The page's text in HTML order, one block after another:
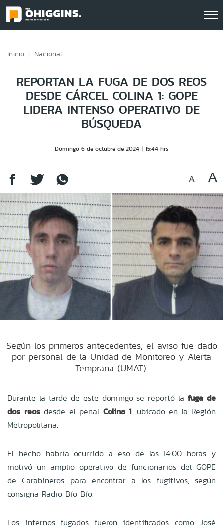
Inicio Nacional
REPORTAN LA FUGA DE DOS REOS
DESDE CÁRCEL COLINA 1: GOPE
LIDERA INTENSO OPERATIVO DE
BÚSQUEDA
Domingo 6 de octubre de 2024 15:44 hrs
Según los primeros antecedentes, el aviso fue dado
por personal de la Unidad de Monitoreo y Alerta
Temprana (UMAT).
Durante la tarde de este domingo se reportó lafuga de
dos reosdesde el penal Colina 1, ubicado en la Región
Metropolitana.
El hecho habría ocurrido a eso de las 14:00 horas y
motivó un amplio operativo de funcionarios del GOPE
de Carabineros para encontrar a los fugitivos, según
consigna Radio Bío Bío.
Los internos fugados fueron identificados como José